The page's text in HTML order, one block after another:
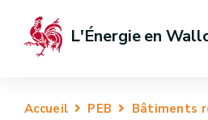
L'Énergie en
Accueil PEB
Bâtiments